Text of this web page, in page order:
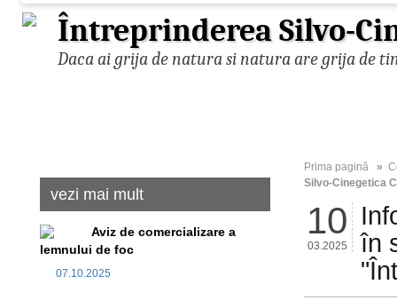
Întreprinderea Silvo-
Daca ai grija de natura si natura are grija de
vezi mai mult
Aviz de comercializare a
lemnului de foc
07.10.2025
Prima pagină »
Silvo-Cinegetica
10
03.2025
în